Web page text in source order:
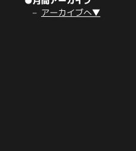
アーカイブへ▼